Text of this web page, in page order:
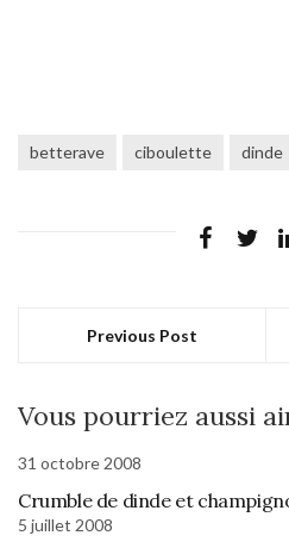
betterave ciboulette dinde
Previous Post
Vous pourriez aussi
31 octobre 2008
Crumble de dinde et
5 juillet 2008